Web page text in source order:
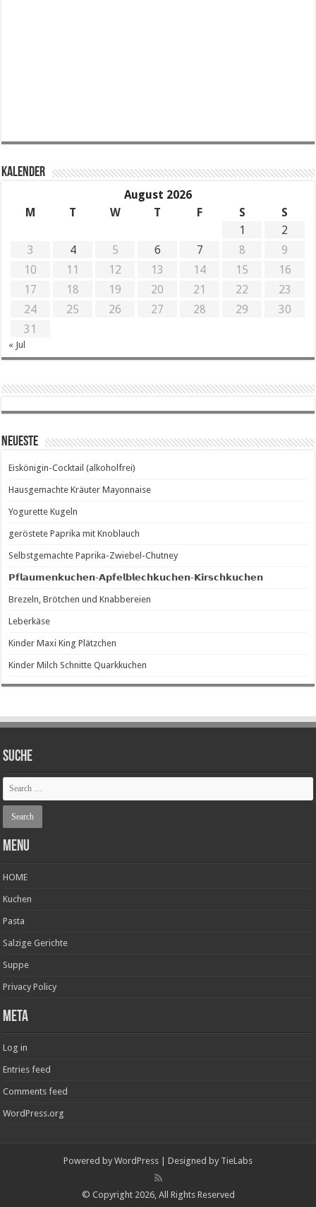
KALENDER
August 2026
M
T W T F S
S
1
2
3
4 5 6 7 8
9
10
11 12 13 14 15
16
17
18 19 20 21 22
23
24
25 26 27 28 29
30
31
« Jul
Neueste
Eiskönigin-Cocktail (alkoholfrei)
Hausgemachte Kräuter Mayonnaise
Yogurette Kugeln
geröstete Paprika mit Knoblauch
Selbstgemachte Paprika-Zwiebel-Chutney
𝗣𝗳𝗹𝗮𝘂𝗺𝗲𝗻𝗸𝘂𝗰𝗵𝗲𝗻-𝗔𝗽𝗳𝗲𝗹𝗯𝗹𝗲𝗰𝗵𝗸𝘂𝗰𝗵𝗲𝗻-𝗞𝗶𝗿𝘀𝗰𝗵𝗸𝘂𝗰𝗵𝗲𝗻
Brezeln, Brötchen und Knabbereien
Leberkäse
Kinder Maxi King Plätzchen
Kinder Milch Schnitte Quarkkuchen
SUCHE
Menu
HOME
Kuchen
Pasta
Salzige Gerichte
Suppe
Privacy Policy
Meta
Log in
Entries feed
Comments feed
WordPress.org
Powered by WordPress | Designed by TieLabs
© Copyright 2026, All Rights Reserved